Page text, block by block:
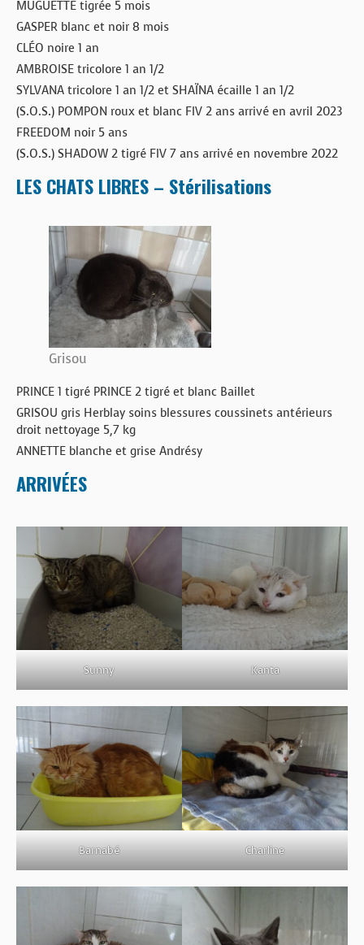
MUGUETTE tigrée 5 mois
GASPER blanc et noir 8 mois
CLÉO noire 1 an
AMBROISE tricolore 1 an 1/2
SYLVANA tricolore 1 an 1/2 et SHAÏNA écaille 1 an 1/2
(S.O.S.) POMPON roux et blanc FIV 2 ans arrivé en avril 2023
FREEDOM noir 5 ans
(S.O.S.) SHADOW 2 tigré FIV 7 ans arrivé en novembre 2022
LES CHATS LIBRES – Stérilisations
Grisou
PRINCE 1 tigré PRINCE 2 tigré et blanc Baillet
GRISOU gris Herblay soins blessures coussinets antérieurs
droit nettoyage 5,7 kg
ANNETTE blanche et grise Andrésy
ARRIVÉES
Sunny Kanta
Barnabé Charline